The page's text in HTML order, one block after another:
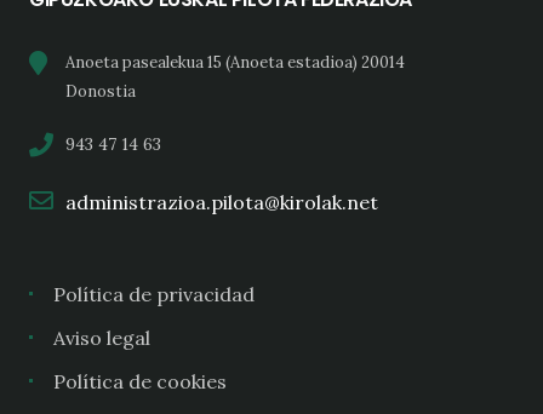
Anoeta pasealekua 15 (Anoeta estadioa) 20014
Donostia
943 47 14 63
administrazioa.pilota@kirolak.net
Política de privacidad
Aviso legal
Política de cookies